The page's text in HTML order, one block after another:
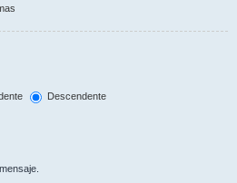
Descendente